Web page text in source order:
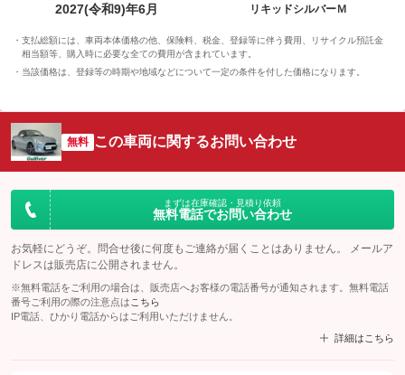
2027(令和9)年6月
リキッドシルバーＭ
支払総額には、車両本体価格の他、保険料、税金、登録等に伴う費用、リサイクル預託金
相当額等、購入時に必要な全ての費用が含まれています。
当該価格は、登録等の時期や地域などについて一定の条件を付した価格になります。
無料 この車両に関するお問い合わせ
まずは在庫確認・見積り依頼
無料電話でお問い合わせ
お気軽にどうぞ。問合せ後に何度もご連絡が届くことはありません。 メールア
ドレスは販売店に公開されません。
※無料電話をご利用の場合は、販売店へお客様の電話番号が通知されます。無料電話
番号ご利用の際の注意点は こちら
IP電話、ひかり電話からはご利用いただけません。
詳細はこちら